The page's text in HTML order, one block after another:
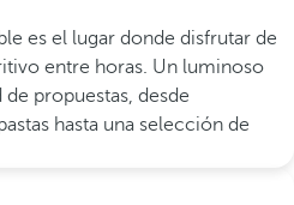
es el lugar donde disfrutar de
entre horas. Un luminoso
propuestas, desde
hasta una selección de